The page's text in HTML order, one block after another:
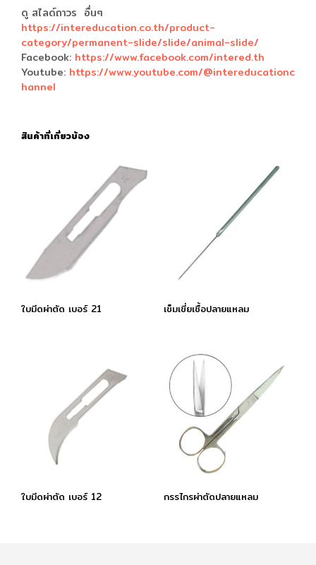
ดู สไลด์ถาวร อื่นๆ
https://intereducation.co.th/product-
category/permanent-slide/slide/animal-slide/
Facebook: https://www.facebook.com/intered.th
Youtube: https://www.youtube.com/@intereducationc
hannel
สินค้าที่เกี่ยวข้อง
ใบมีดผ่าตัด เบอร์ 21 เข็มเขี่ยเชื้อปลายแหลม
ใบมีดผ่าตัด เบอร์ 12 กรรไกรผ่าตัดปลายแหลม